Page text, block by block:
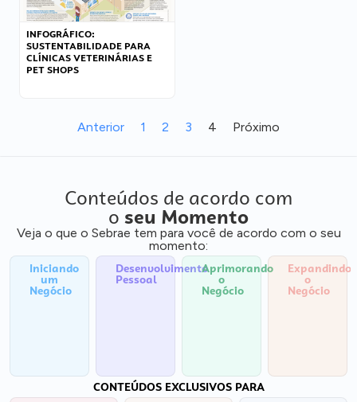
INFOGRÁFICO:
SUSTENTABILIDADE PARA
CLÍNICAS VETERINÁRIAS E
PET SHOPS
Anterior 1 2 3 4 Próximo
Conteúdos de acordo com
o seu Momento
Veja o que o Sebrae tem para você de acordo com o seu
momento:
Iniciando
um
Negócio
Desenvolvimento
Pessoal
Aprimorando
o
Negócio
Expandindo
o
Negócio
CONTEÚDOS EXCLUSIVOS PARA